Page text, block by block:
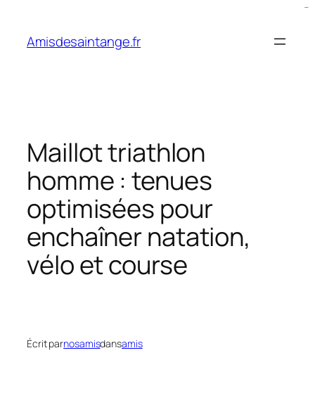
contenu
Amisdesaintange.fr
Maillot triathlon
homme : tenues
optimisées pour
enchaîner natation,
vélo et course
Écrit parnosamisdansamis